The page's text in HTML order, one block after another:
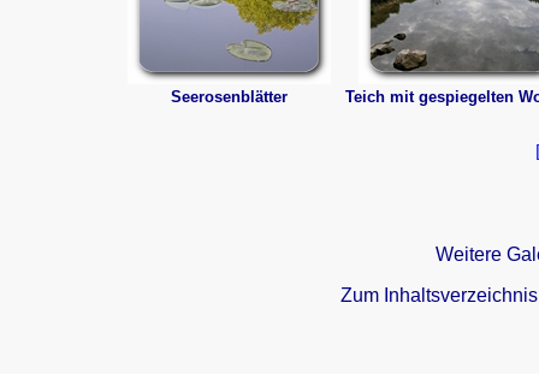
Seerosenblätter Teich mit gespiegelten
Weitere
Zum